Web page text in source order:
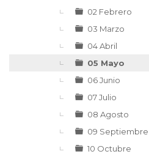
02 Febrero
03 Marzo
04 Abril
05 Mayo
06 Junio
07 Julio
08 Agosto
09 Septiembre
10 Octubre